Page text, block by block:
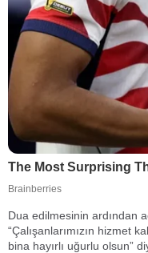
Dua edilmesinin ardından
“Çalışanlarımızın hizmet
bina hayırlı uğurlu olsun”